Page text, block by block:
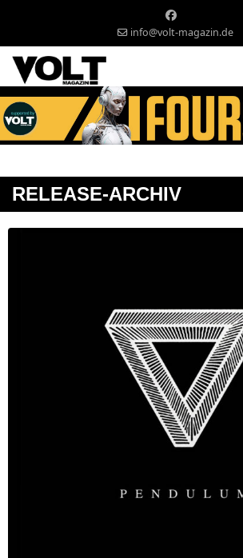
info@volt-magazin.de
RELEASE-ARCHIV